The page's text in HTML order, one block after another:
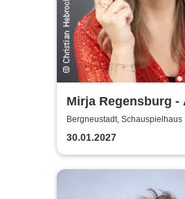
Mirja Regensburg -
WIRD GUT!
Bergneustadt, Schauspielhaus
30.01.2027